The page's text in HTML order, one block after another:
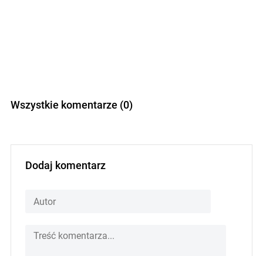
Wszystkie komentarze (0)
Dodaj komentarz